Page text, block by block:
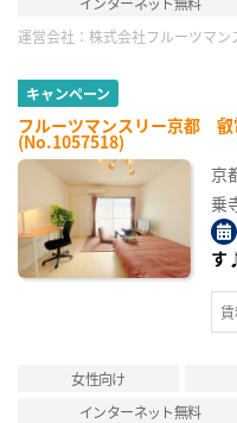
運営会社： 株式会社フルーツマン
キャンペーン
フルーツマンスリー京都 叡
(No.1057518)
京
乗
す
女性向け
インターネット無料